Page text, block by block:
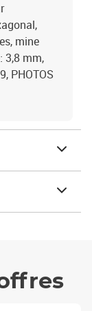
mine
3,8 mm,
PHOTOS